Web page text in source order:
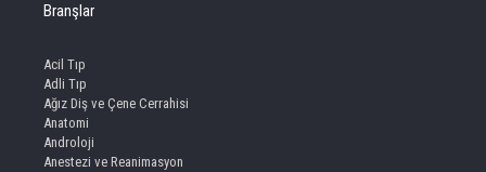
Branşlar
Acil Tıp
Adli Tıp
Ağız Diş ve Çene Cerrahisi
Anatomi
Androloji
Anestezi ve Reanimasyon